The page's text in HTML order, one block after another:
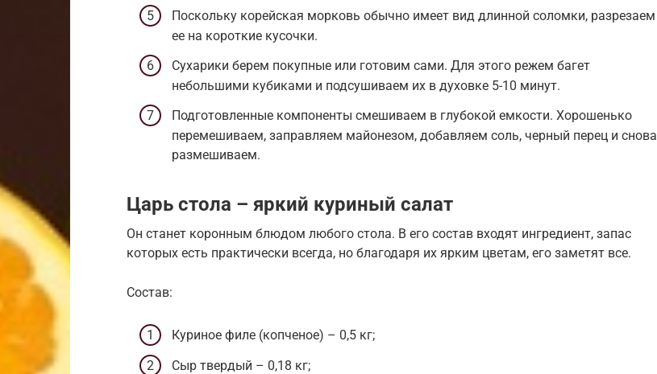
Поскольку корейская морковь обычно имеет вид длинной соломки, разрезаем
ее на короткие кусочки.
Сухарики берем покупные или готовим сами. Для этого режем багет
небольшими кубиками и подсушиваем их в духовке 5-10 минут.
Подготовленные компоненты смешиваем в глубокой емкости. Хорошенько
перемешиваем, заправляем майонезом, добавляем соль, черный перец и снова
размешиваем.
Царь стола – яркий куриный салат
Он станет коронным блюдом любого стола. В его состав входят ингредиент, запас
которых есть практически всегда, но благодаря их ярким цветам, его заметят все.
Состав:
Куриное филе (копченое) – 0,5 кг;
Сыр твердый – 0,18 кг;